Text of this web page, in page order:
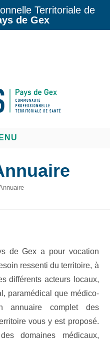
Territoriale de
de Gex
de Gex a pour vocation
ressenti du territoire, à
différents acteurs locaux,
paramédical que médico-
annuaire complet des
vous y est proposé.
domaines médicaux,